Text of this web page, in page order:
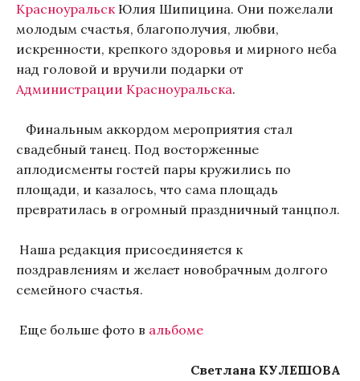
КрасноуральскЮлия Шипицина. Они пожелали
молодым счастья, благополучия, любви,
искренности, крепкого здоровья и мирного неба
над головой и вручили подарки от
Администрации Красноуральска.
Финальным аккордом мероприятия стал
свадебный танец. Под восторженные
аплодисменты гостей пары кружились по
площади, и казалось, что сама площадь
превратилась в огромный праздничный танцпол.
Наша редакция присоединяется к
поздравлениям и желает новобрачным долгого
семейного счастья.
Еще больше фото в альбоме
Светлана КУЛЕШОВА